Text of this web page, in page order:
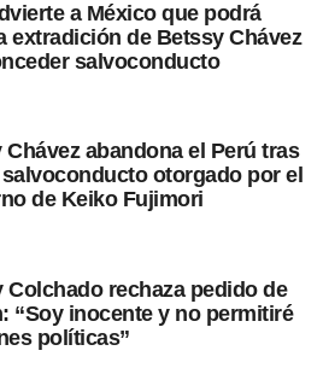
a México que podrá
extradición de Betssy Chávez
salvoconducto
Chávez abandona el Perú tras
otorgado por el
de Keiko Fujimori
Colchado rechaza pedido de
“Soy inocente y no permitiré
políticas”